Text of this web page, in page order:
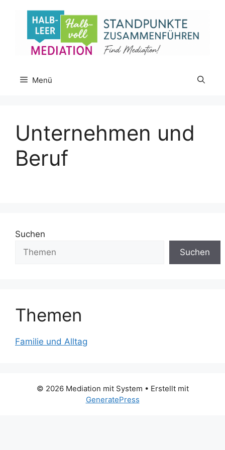
Menü
Unternehmen und
Beruf
Suchen
Suchen
Themen
Familie und Alltag
© 2026 Mediation mit System • Erstellt mit
GeneratePress